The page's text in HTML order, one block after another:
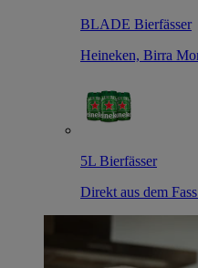
BLADE Bierfässer
Heineken, Birra
5L Bierfässer
Direkt aus dem